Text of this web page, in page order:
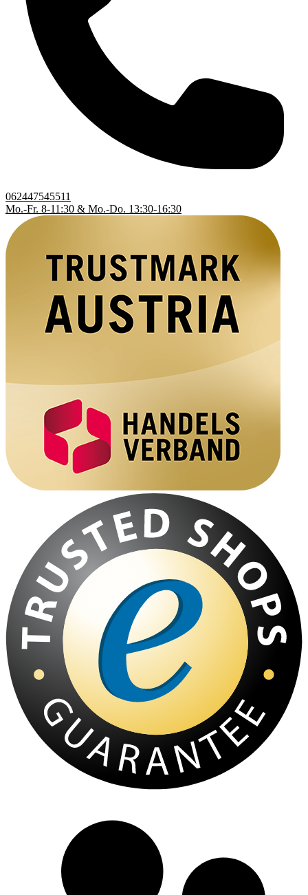
062447545511
Mo.-Fr. 8-11:30 & Mo.-Do. 13:30-16:30